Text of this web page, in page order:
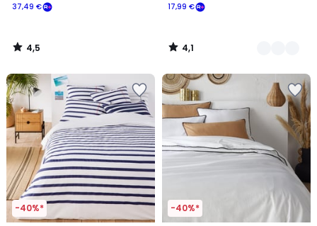
37,49 €
4,5
/
17,99 €
4,1
/
-40%* -40%*